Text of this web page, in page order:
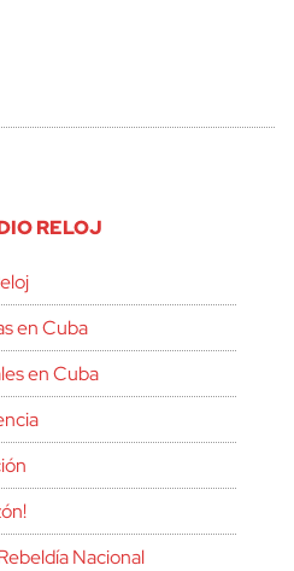
RELOJ
en Cuba
en Cuba
Nacional